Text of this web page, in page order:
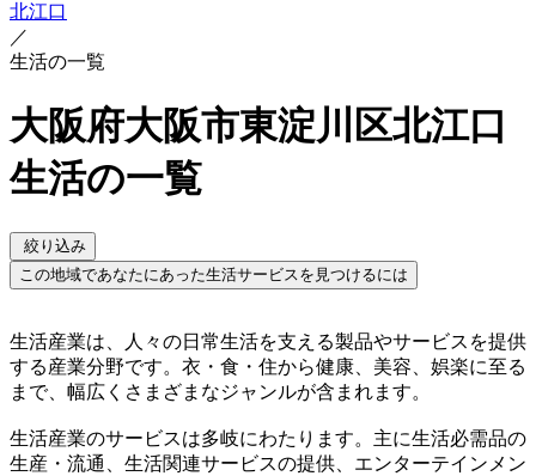
北江口
／
生活の一覧
大阪府大阪市東淀川区北江口
生活の一覧
絞り込み
この地域であなたにあった生活サービスを見つけるには
生活産業は、人々の日常生活を支える製品やサービスを提供
する産業分野です。衣・食・住から健康、美容、娯楽に至る
まで、幅広くさまざまなジャンルが含まれます。
生活産業のサービスは多岐にわたります。主に生活必需品の
生産・流通、生活関連サービスの提供、エンターテインメン